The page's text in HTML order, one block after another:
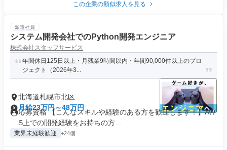
この企業の類似求人を見る
派遣社員
システム開発会社でのPython開発エンジニア
株式会社スタッフサービス
年間休日125日以上・月残業9時間以内・年間90,000件以上のプロ
ジェクト（2026年3...
北海道札幌市北区
月給23万円～48万円
応募資格 【こんなスキルや経験のある方を歓迎します！】AW
S上での開発経験をお持ちの方...
業界未経験歓迎 +24個